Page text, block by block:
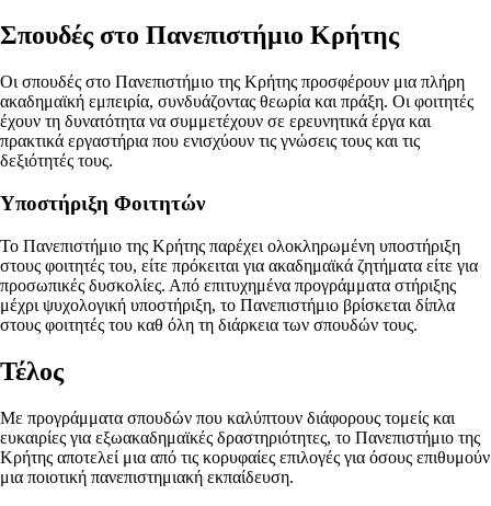
Σπουδές στο Πανεπιστήμιο Κρήτης
Οι σπουδές στο Πανεπιστήμιο της Κρήτης προσφέρουν μια πλήρη
ακαδημαϊκή εμπειρία, συνδυάζοντας θεωρία και πράξη. Οι φοιτητές
έχουν τη δυνατότητα να συμμετέχουν σε ερευνητικά έργα και
πρακτικά εργαστήρια που ενισχύουν τις γνώσεις τους και τις
δεξιότητές τους.
Υποστήριξη Φοιτητών
Το Πανεπιστήμιο της Κρήτης παρέχει ολοκληρωμένη υποστήριξη
στους φοιτητές του, είτε πρόκειται για ακαδημαϊκά ζητήματα είτε για
προσωπικές δυσκολίες. Από επιτυχημένα προγράμματα στήριξης
μέχρι ψυχολογική υποστήριξη, το Πανεπιστήμιο βρίσκεται δίπλα
στους φοιτητές του καθ όλη τη διάρκεια των σπουδών τους.
Τέλος
Με προγράμματα σπουδών που καλύπτουν διάφορους τομείς και
ευκαιρίες για εξωακαδημαϊκές δραστηριότητες, το Πανεπιστήμιο της
Κρήτης αποτελεί μια από τις κορυφαίες επιλογές για όσους επιθυμούν
μια ποιοτική πανεπιστημιακή εκπαίδευση.